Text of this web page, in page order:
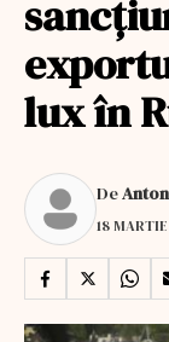
lux în
De
18